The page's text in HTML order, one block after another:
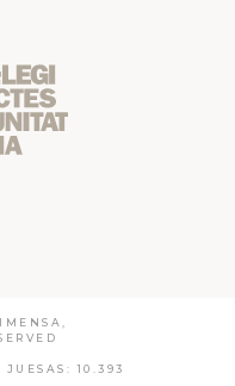
10.393